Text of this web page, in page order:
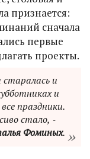
признается:
сначала
первые
проекты.
старалась и
и
праздники.
стало, ‑
Фоминых.